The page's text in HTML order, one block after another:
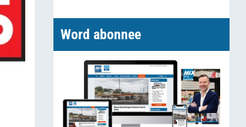
Word abonnee